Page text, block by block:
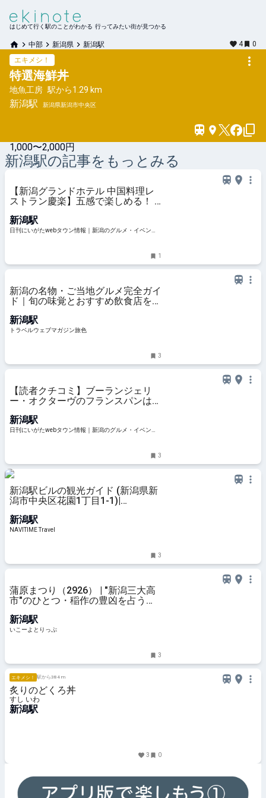
はじめて行く駅のことがわかる 行ってみたい街が見つかる
中部 新潟県 新潟駅 4
0
エキメシ！
特選海鮮丼
地魚工房 駅から1.29 km
新潟駅 新潟県新潟市中央区
1,000〜2,000円
新潟駅の記事をもっとみる
【新潟グランドホテル 中国料理レ
ストラン慶楽】五感で楽しめる！ 7
新潟駅
日刊にいがたwebタウン情報｜新潟のグルメ・イベン
1
新潟の名物・ご当地グルメ完全ガイ
ド｜旬の味覚とおすすめ飲食店を紹
新潟駅
トラベルウェブマガジン旅色
3
【読者クチコミ】ブーランジェリ
ー・オクターヴのフランスパンは小
がります｜新潟市中央区沼垂
新潟駅
日刊にいがたwebタウン情報｜新潟のグルメ・イベン
3
新潟駅ビルの観光ガイド (新潟県新
潟市中央区花園1丁目1-1)|
新潟駅
NAVITIME Travel
3
蒲原まつり（2926） | "新潟三大高
市"のひとつ・稲作の豊凶を占う
＆開催情報 | 新潟県新潟市 | いこー
よとりっぷ
新潟駅
いこーよとりっぷ
3
エキメシ！ 駅から384 m
炙りのどくろ丼
すし いわ
新潟駅
3 0